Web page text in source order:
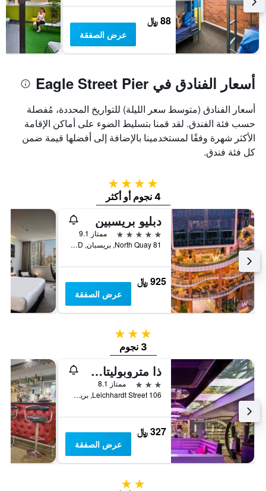
88 ﷼
عرض الصفقة
أسعار الفنادق في Eagle Street Pier
أسعار الفنادق (متوسط سعر الليلة) للتواريخ المحددة، مُفصلة
حسب فئة الفندق. لقد قمنا بتسليط الضوء على أماكن الإقامة
الأكثر شهرة وفقًا لمستخدمينا بالإضافة إلى أفضلها قيمة ضمن
كل فئة فندق.
4 نجوم
4 نجوم أو أكثر
دبليو بريسبين
5 نجوم
ممتاز 9.1
81 North Quay, بريسبان, QLD, أستراليا
925 ﷼
عرض الصفقة
3 نجوم
3 نجوم
ذا متروبوليتان سبرينج هيل
3 نجوم
ممتاز 8.1
106 Leichhardt Street, بريسبان, QLD, أستراليا
327 ﷼
عرض الصفقة
2 نجمتين